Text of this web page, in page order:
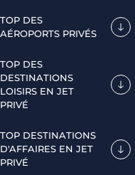
TOP DES
AÉROPORTS PRIVÉS
TOP DES
DESTINATIONS
LOISIRS EN JET
PRIVÉ
TOP DESTINATIONS
D'AFFAIRES EN JET
PRIVÉ